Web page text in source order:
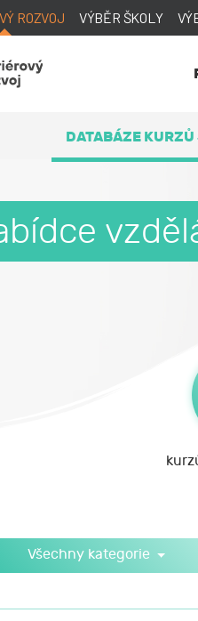
ROZVOJ VÝBĚR ŠKOLY
DATABÁZE
Všechny kategorie